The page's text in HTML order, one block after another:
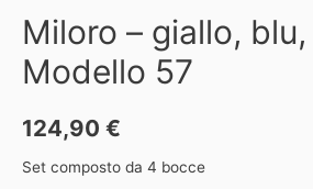
Miloro – giallo,
Modello 57
124,90 €
Set composto da 4 bocce